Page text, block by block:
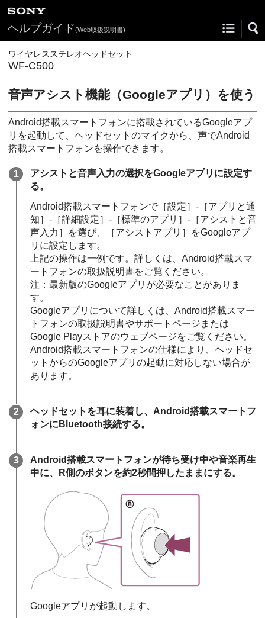
ヘルプガイド(Web取扱説明書)
ワイヤレスステレオヘッドセット
WF-C500
音声アシスト機能（Googleアプリ ）を使う
Android搭載スマートフォンに搭載されているGoogleアプ
リ を起動して、ヘッドセットのマイクから、声でAndroid
搭載スマートフォンを操作できます。
アシストと音声入力の選択をGoogleアプリ に設定す
る。
Android搭載スマートフォンで［設定］-［アプリと通
知］-［詳細設定］-［標準のアプリ ］-［アシストと音
声入力 ］を選び、［アシストアプリ ］をGoogleアプ
リ に設定します。
上記の操作は一例です。詳しくは、 Android搭載スマ
ートフォンの取扱説明書をご覧ください。
注：最新版のGoogleアプリ が必要なことがありま
す。
Googleアプリ について詳しくは、 Android搭載スマー
トフォンの取扱説明書やサポートページまたは
Google Playストアのウェブページをご覧ください。
Android搭載スマートフォンの仕様により、ヘッドセ
ットからのGoogleアプリ の起動に対応しない場合が
あります。
ヘッドセットを耳に装着し、 Android搭載スマートフ
ォンに Bluetooth接続する。
Android搭載スマートフォンが待ち受け中や音楽再生
中に、R側のボタンを約2秒間押したままにする。
Googleアプリ が起動します。